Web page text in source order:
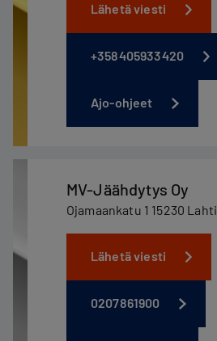
Lähetä viesti
+358405933420
Ajo-ohjeet
MV-Jäähdytys Oy
Ojamaankatu 1 15230 Lahti
Lähetä viesti
0207861900